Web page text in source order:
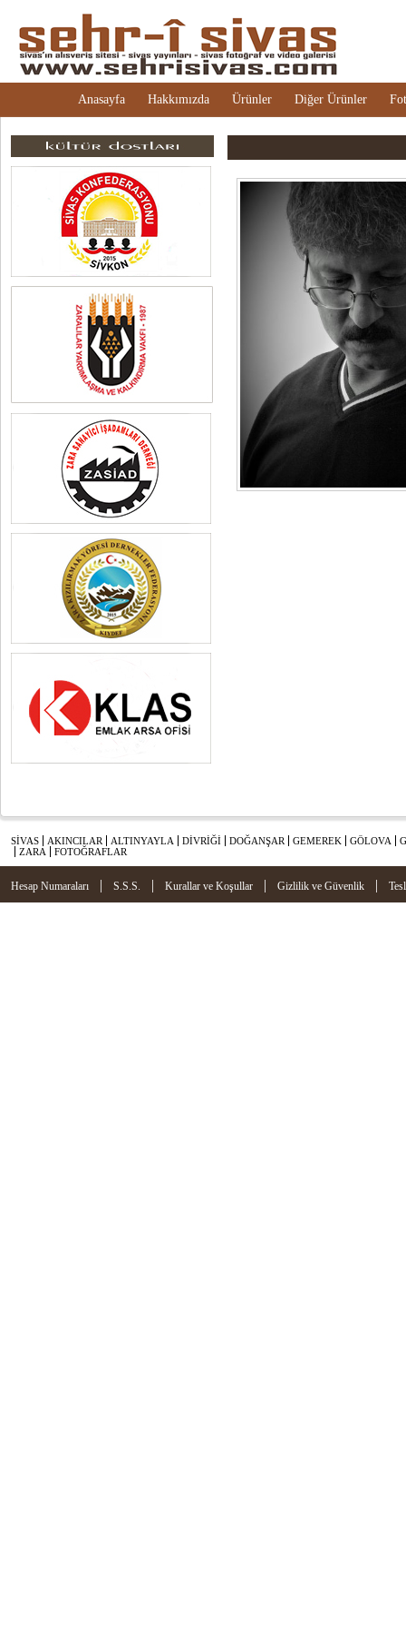
Anasayfa Hakkımızda Ürünler Diğer Ürünler
SİVAS AKINCILAR ALTINYAYLA DİVRİĞİ DOĞANŞAR GEMEREK GÖLOVA
ZARA
FOTOĞRAFLAR
Hesap Numaraları | S.S.S. | Kurallar ve Koşullar | Gizlilik ve Güvenlik |